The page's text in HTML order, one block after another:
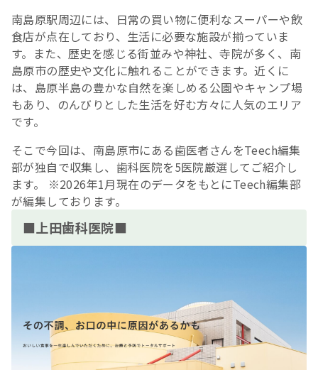
南島原駅周辺には、日常の買い物に便利なスーパーや飲
食店が点在しており、生活に必要な施設が揃っていま
す。また、歴史を感じる街並みや神社、寺院が多く、南
島原市の歴史や文化に触れることができます。近くに
は、島原半島の豊かな自然を楽しめる公園やキャンプ場
もあり、のんびりとした生活を好む方々に人気のエリア
です。
そこで今回は、南島原市にある歯医者さんをTeech編集
部が独自で収集し、歯科医院を5医院厳選してご紹介し
ます。 ※2026年1月現在のデータをもとにTeech編集部
が編集しております。
■上田歯科医院■